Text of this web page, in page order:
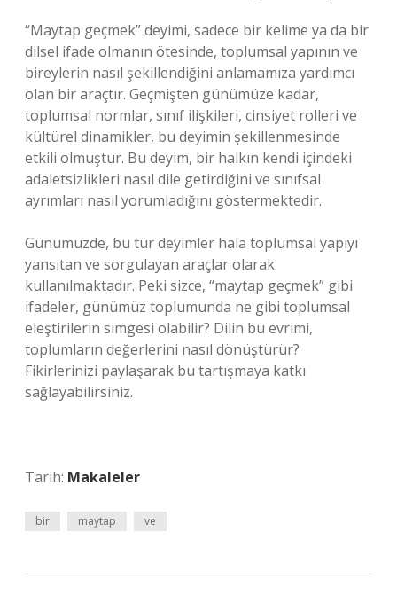
“Maytap geçmek” deyimi, sadece bir kelime ya da bir
dilsel ifade olmanın ötesinde, toplumsal yapının ve
bireylerin nasıl şekillendiğini anlamamıza yardımcı
olan bir araçtır. Geçmişten günümüze kadar,
toplumsal normlar, sınıf ilişkileri, cinsiyet rolleri ve
kültürel dinamikler, bu deyimin şekillenmesinde
etkili olmuştur. Bu deyim, bir halkın kendi içindeki
adaletsizlikleri nasıl dile getirdiğini ve sınıfsal
ayrımları nasıl yorumladığını göstermektedir.
Günümüzde, bu tür deyimler hala toplumsal yapıyı
yansıtan ve sorgulayan araçlar olarak
kullanılmaktadır. Peki sizce, “maytap geçmek” gibi
ifadeler, günümüz toplumunda ne gibi toplumsal
eleştirilerin simgesi olabilir? Dilin bu evrimi,
toplumların değerlerini nasıl dönüştürür?
Fikirlerinizi paylaşarak bu tartışmaya katkı
sağlayabilirsiniz.
Tarih: Makaleler
bir maytap ve